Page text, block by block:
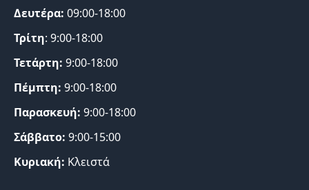
Δευτέρα: 09:00-18:00
Τρίτη: 9:00-18:00
Τετάρτη: 9:00-18:00
Πέμπτη: 9:00-18:00
Παρασκευή: 9:00-18:00
Σάββατο: 9:00-15:00
Κυριακή: Κλειστά